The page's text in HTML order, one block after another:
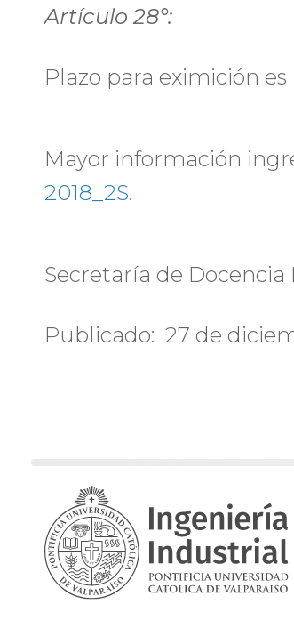
Artículo 28°:
Plazo para eximición
Mayor información
2018_2S.
Secretaría de Docencia
Publicado: 27 de